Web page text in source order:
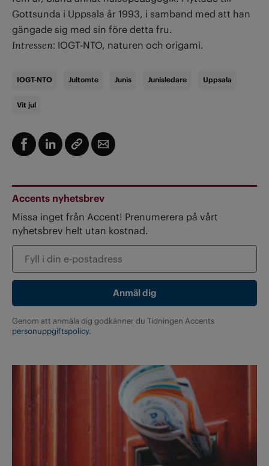
Gottsunda i Uppsala år 1993, i samband med att han
gängade sig med sin före detta fru.
Intressen: IOGT-NTO, naturen och origami.
IOGT-NTO Jultomte Junis Junisledare Uppsala
Vit jul
Accents nyhetsbrev
Missa inget från Accent! Prenumerera på vårt
nyhetsbrev helt utan kostnad.
Genom att anmäla dig godkänner du Tidningen Accents
personuppgiftspolicy.